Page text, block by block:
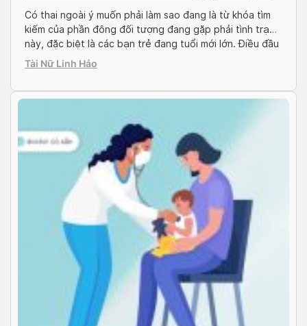
Có thai ngoài ý muốn phải làm sao đang là từ khóa tìm
kiếm của phần đông đối tượng đang gặp phải tình trạng
này, đặc biệt là các bạn trẻ đang tuổi mới lớn. Điều đầu
tiên, bạn cần giữ bình tĩnh trước khi tìm cách giải quyết.
Tài Nữ Linh Hảo